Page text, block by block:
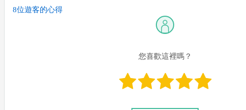
8位遊客的心得
您喜歡這裡嗎？